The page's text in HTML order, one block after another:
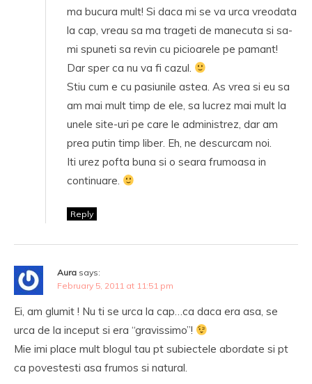
ma bucura mult! Si daca mi se va urca vreodata
la cap, vreau sa ma trageti de manecuta si sa-
mi spuneti sa revin cu picioarele pe pamant!
Dar sper ca nu va fi cazul.
Stiu cum e cu pasiunile astea. As vrea si eu sa
am mai mult timp de ele, sa lucrez mai mult la
unele site-uri pe care le administrez, dar am
prea putin timp liber. Eh, ne descurcam noi.
Iti urez pofta buna si o seara frumoasa in
continuare.
Reply
Aura says:
February 5, 2011 at 11:51 pm
Ei, am glumit ! Nu ti se urca la cap…ca daca era asa, se
urca de la inceput si era “gravissimo”!
Mie imi place mult blogul tau pt subiectele abordate si pt
ca povestesti asa frumos si natural.